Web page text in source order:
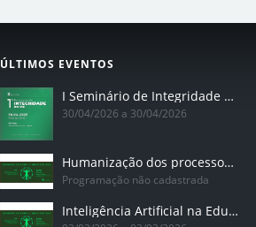
ÚLTIMOS EVENTOS
I Seminário de Integridade do IFB
30/04/2026 a 30/04/2026
Humanização dos processos de trabalhos em tempos de IA
Programação não cadastrada
Inteligência Artificial na Educação Profissional e Tecnológica: potencialidades, desafios e desenvolvimento docente